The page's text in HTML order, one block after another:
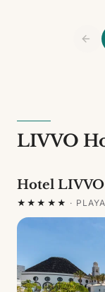
LIVVO
Hotel
★★★★★ ·